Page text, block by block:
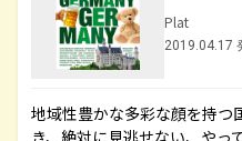
Plat
2019.04.17
地域性豊かな多彩な顔を持つ
き、絶対に見逃せない、やっ